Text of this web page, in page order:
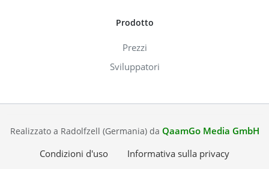
Prodotto
Prezzi
Sviluppatori
Realizzato a Radolfzell (Germania) da QaamGo Media GmbH
Condizioni d'uso
Informativa sulla privacy